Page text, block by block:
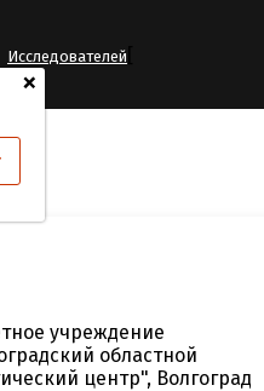
+
Исследователей
учреждение
областной
центр", Волгоград